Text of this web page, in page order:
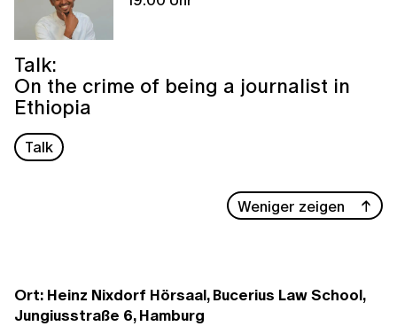
Talk:
On the crime of being a journalist in
Ethiopia
Talk
Weniger zeigen
Ort: Heinz Nixdorf Hörsaal, Bucerius Law School,
Jungiusstraße 6, Hamburg